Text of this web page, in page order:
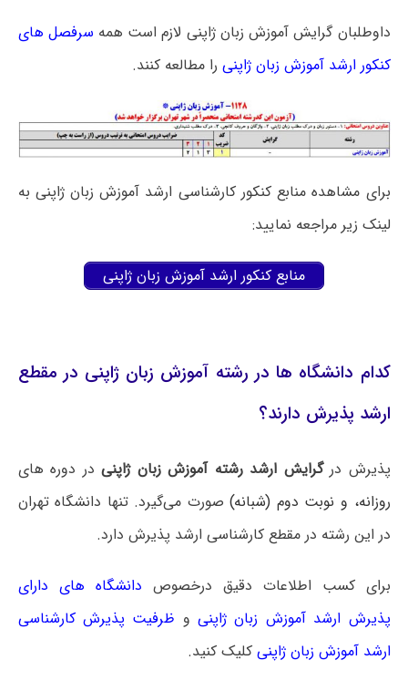
داوطلبان گرایش آموزش زبان ژاپنی لازم است همه سرفصل های
کنکور ارشد آموزش زبان ژاپنی را مطالعه کنند.
برای مشاهده منابع کنکور کارشناسی ارشد آموزش زبان ژاپنی به
لینک زیر مراجعه نمایید:
منابع کنکور ارشد آموزش زبان ژاپنی
کدام دانشگاه ها در رشته آموزش زبان ژاپنی در مقطع
ارشد پذیرش دارند؟
پذیرش درگرایش ارشد رشته آموزش زبان ژاپنی در دوره های
روزانه، و نوبت دوم (شبانه) صورت می‌گیرد. تنها دانشگاه‌ تهران
در این رشته در مقطع کارشناسی ارشد پذیرش دارد.
برای کسب اطلاعات دقیق درخصوص دانشگاه های دارای
پذیرش ارشد آموزش زبان ژاپنی و ظرفیت پذیرش کارشناسی
ارشد آموزش زبان ژاپنی کلیک کنید.